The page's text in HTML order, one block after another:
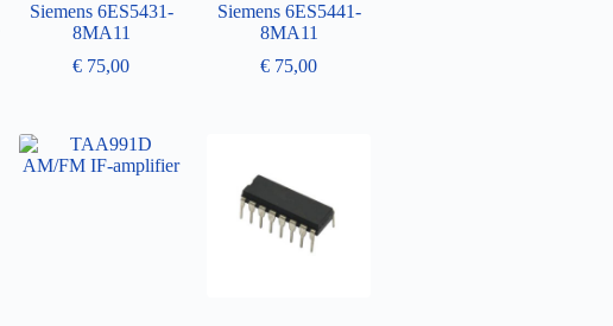
Siemens 6ES5431-
8MA11
€ 75,00
Siemens 6ES5441-
8MA11
€ 75,00